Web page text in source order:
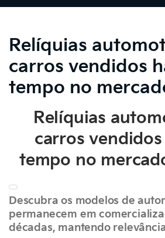
Relíquias
carros vendidos
tempo no
Relíquias
carros
tempo no
Descubra os modelos de
permanecem em
décadas, mantendo